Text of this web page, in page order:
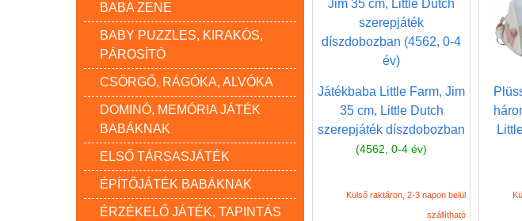
BABA ZENE
BABY PUZZLES, KIRAKÓS,
PÁROSÍTÓ
CSÖRGŐ, RÁGÓKA, ALVÓKA
DOMINÓ, MEMÓRIA JÁTÉK
BABÁKNAK
ELSŐ TÁRSASJÁTÉK
ÉPÍTŐJÁTÉK BABÁKNAK
ÉRZÉKELŐ JÁTÉK, TAPINTÁS
Játékbaba Little Farm, Jim
35 cm, Little Dutch
szerepjáték díszdobozban
(4562, 0-4 év)
Külső raktáron, 2-3 napon belül
szállítható